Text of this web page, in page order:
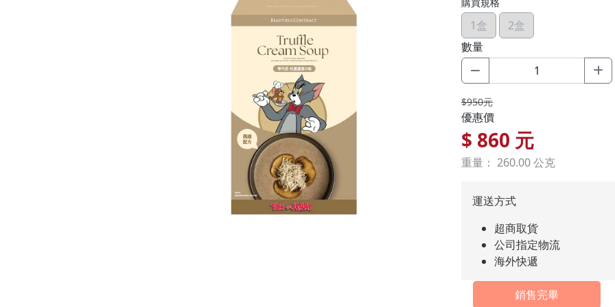
1盒
2盒
數量
$950元
優惠價
$ 860 元
重量： 260.00 公克
運送方式
超商取貨
公司指定物流
海外快遞
銷售完畢